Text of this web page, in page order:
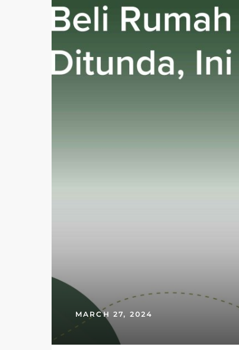
MARCH 27, 2024